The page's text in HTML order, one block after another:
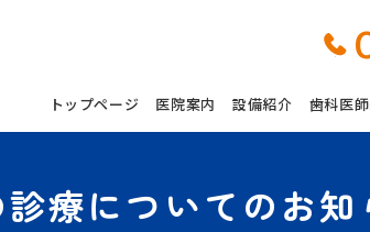
トップページ 医院案内 設備紹介 歯科医
診療についてのお知